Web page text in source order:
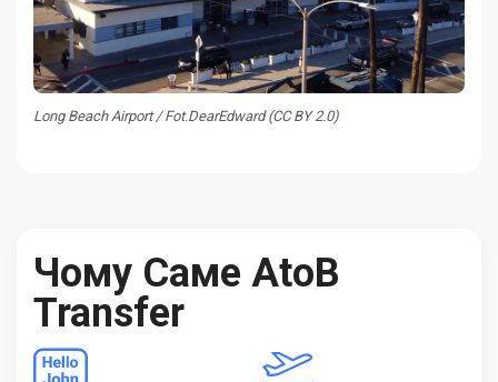
Long Beach Airport / Fot.DearEdward (CC BY 2.0)
Чому Саме AtoB
Transfer